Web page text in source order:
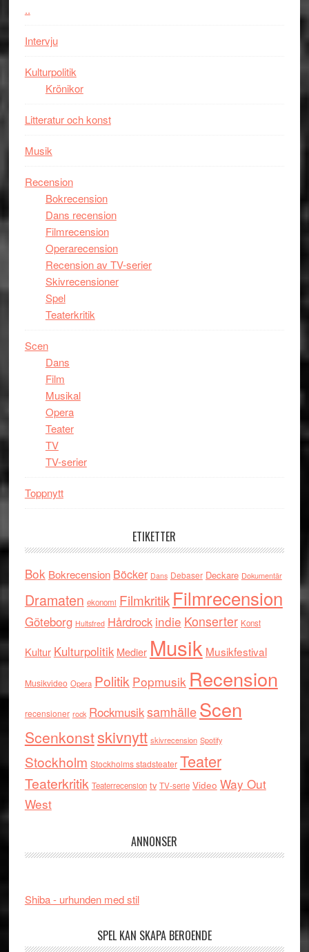
..
Intervju
Kulturpolitik
Krönikor
Litteratur och konst
Musik
Recension
Bokrecension
Dans recension
Filmrecension
Operarecension
Recension av TV-serier
Skivrecensioner
Spel
Teaterkritik
Scen
Dans
Film
Musikal
Opera
Teater
TV
TV-serier
Toppnytt
ETIKETTER
Bok Bokrecension Böcker Dans Debaser Deckare Dokumentär
Dramaten ekonomi Filmkritik Filmrecension
Göteborg Hultsfred Hårdrock indie Konserter Konst
Kultur Kulturpolitik Medier Musik Musikfestival
Musikvideo Opera Politik Popmusik Recension
recensioner rock RockmusiksamhälleScen
Scenkonstskivnytt skivrecension Spotify
Stockholm Stockholms stadsteater Teater
Teaterkritik Teaterrecension tv TV-serie Video Way Out
West
ANNONSER
Shiba - urhunden med stil
SPEL KAN SKAPA BEROENDE